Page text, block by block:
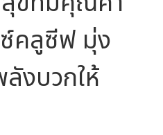
คลูซีฟ มุ่ง
งบวกให้